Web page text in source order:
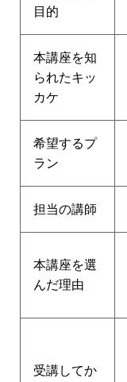
目的
本講座を知
られたキッ
カケ
希望するプ
ラン
担当の講師
本講座を選
んだ理由
受講してか